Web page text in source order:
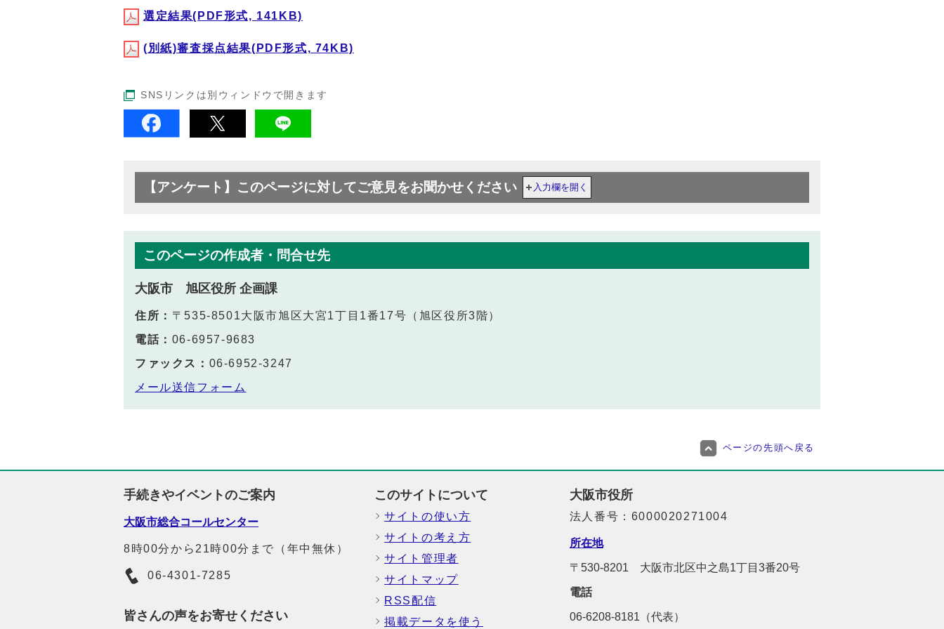
選定結果(PDF形式, 141KB)
(別紙)審査採点結果(PDF形式, 74KB)
SNSリンクは別ウィンドウで開きます
【アンケート】このページに対してご意見をお聞かせください 入力欄を開く
このページの作成者・問合せ先
大阪市 旭区役所 企画課
住所： 〒535-8501大阪市旭区大宮1丁目1番17号（旭区役所3階）
電話： 06-6957-9683
ファックス： 06-6952-3247
メール送信フォーム
ページの先頭へ戻る
手続きやイベントのご案内
大阪市総合コールセンター
8時00分から21時00分まで（年中無休）
06-4301-7285
皆さんの声をお寄せください
このサイトについて
サイトの使い方
サイトの考え方
サイト管理者
サイトマップ
RSS配信
掲載データを使う
大阪市役所
法人番号：6000020271004
所在地
〒530-8201 大阪市北区中之島1丁目3番20号
電話
06-6208-8181（代表）